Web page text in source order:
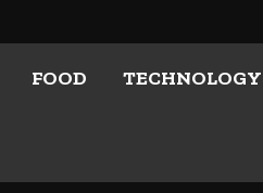
FOOD TECHNOLOGY